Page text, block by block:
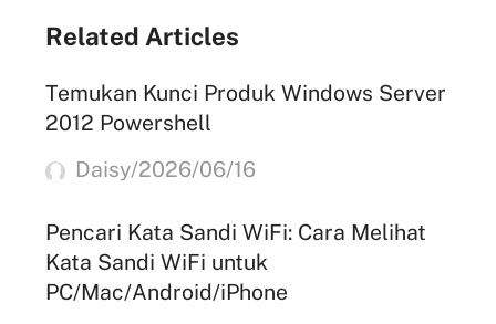
Related Articles
Temukan Kunci Produk Windows Server
2012 Powershell
Daisy/2026/06/16
Pencari Kata Sandi WiFi: Cara Melihat
Kata Sandi WiFi untuk
PC/Mac/Android/iPhone